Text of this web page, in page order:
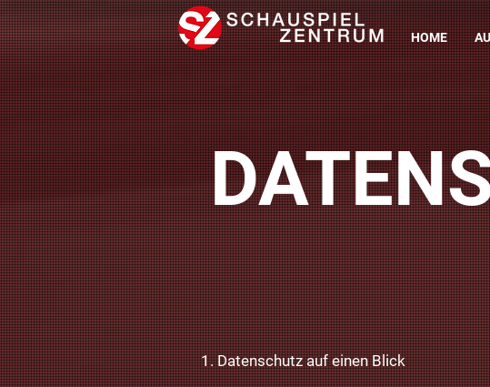
HOME
1. Datenschutz auf einen Blick